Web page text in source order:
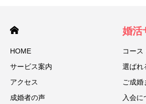
HOME
サービス案内
アクセス
成婚者の声
婚活
コース
選ばれ
ご成婚
入会に